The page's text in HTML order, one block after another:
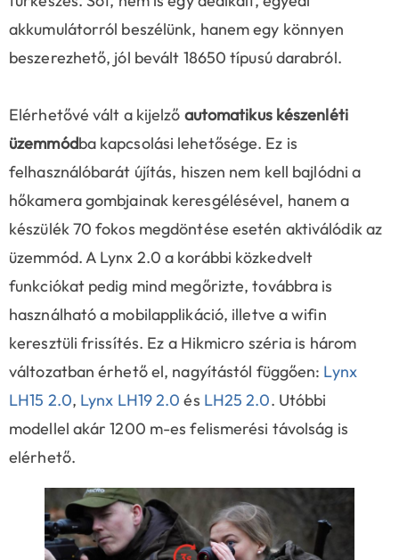
akkumulátorról beszélünk, hanem egy könnyen
beszerezhető, jól bevált 18650 típusú darabról.
Elérhetővé vált a kijelző automatikus készenléti
üzemmódba kapcsolási lehetősége. Ez is
felhasználóbarát újítás, hiszen nem kell bajlódni a
hőkamera gombjainak keresgélésével, hanem a
készülék 70 fokos megdöntése esetén aktiválódik az
üzemmód. A Lynx 2.0 a korábbi közkedvelt
funkciókat pedig mind megőrizte, továbbra is
használható a mobilapplikáció, illetve a wifin
keresztüli frissítés. Ez a Hikmicro széria is három
változatban érhető el, nagyítástól függően: Lynx
LH15 2.0, Lynx LH19 2.0 és LH25 2.0. Utóbbi
modellel akár 1200 m-es felismerési távolság is
elérhető.